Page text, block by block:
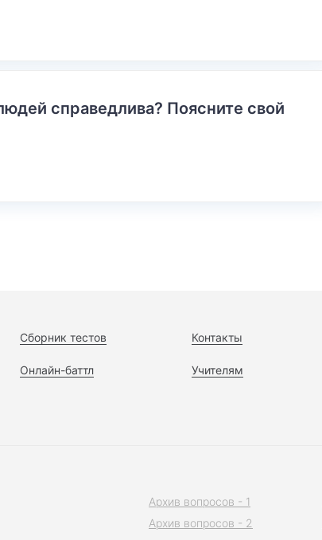
справедлива? Поясните свой
Сборник тестов
Онлайн-баттл
Контакты
Учителям
Архив вопросов - 1
Архив вопросов - 2